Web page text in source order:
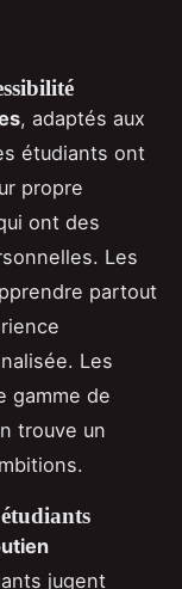
, adaptés aux
étudiants ont
propre
ont des
Les
partout
Les
gamme de
trouve un
jugent